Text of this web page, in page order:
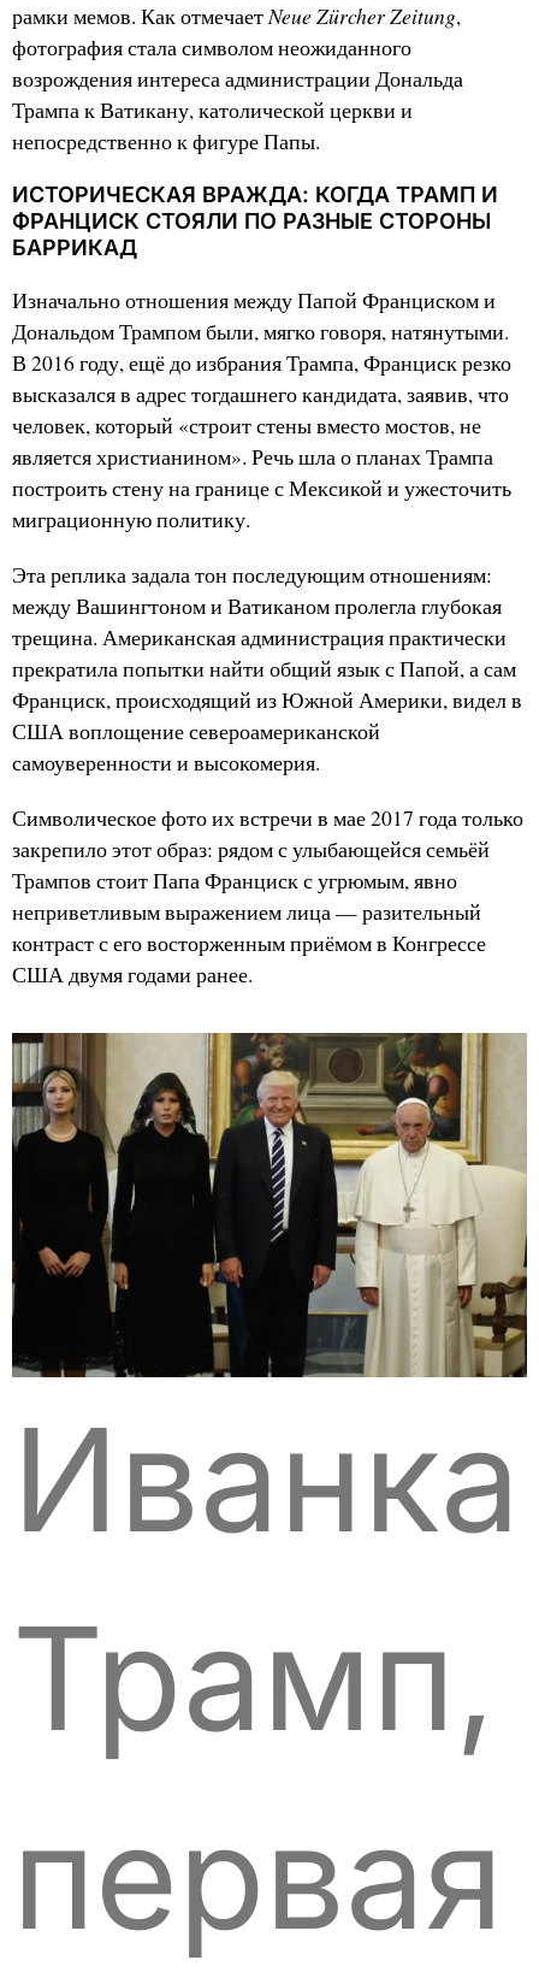
рамки мемов. Как отмечаетNeue Zürcher Zeitung,
фотография стала символом неожиданного
возрождения интереса администрации Дональда
Трампа к Ватикану, католической церкви и
непосредственно к фигуре Папы.
ИСТОРИЧЕСКАЯ ВРАЖДА: КОГДА ТРАМП И
ФРАНЦИСК СТОЯЛИ ПО РАЗНЫЕ СТОРОНЫ
БАРРИКАД
Изначально отношения между Папой Франциском и
Дональдом Трампом были, мягко говоря, натянутыми.
В 2016 году, ещё до избрания Трампа, Франциск резко
высказался в адрес тогдашнего кандидата, заявив, что
человек, который «строит стены вместо мостов, не
является христианином». Речь шла о планах Трампа
построить стену на границе с Мексикой и ужесточить
миграционную политику.
Эта реплика задала тон последующим отношениям:
между Вашингтоном и Ватиканом пролегла глубокая
трещина. Американская администрация практически
прекратила попытки найти общий язык с Папой, а сам
Франциск, происходящий из Южной Америки, видел в
США воплощение североамериканской
самоуверенности и высокомерия.
Символическое фото их встречи в мае 2017 года только
закрепило этот образ: рядом с улыбающейся семьёй
Трампов стоит Папа Франциск с угрюмым, явно
неприветливым выражением лица — разительный
контраст с его восторженным приёмом в Конгрессе
США двумя годами ранее.
Иванка
Трамп,
первая